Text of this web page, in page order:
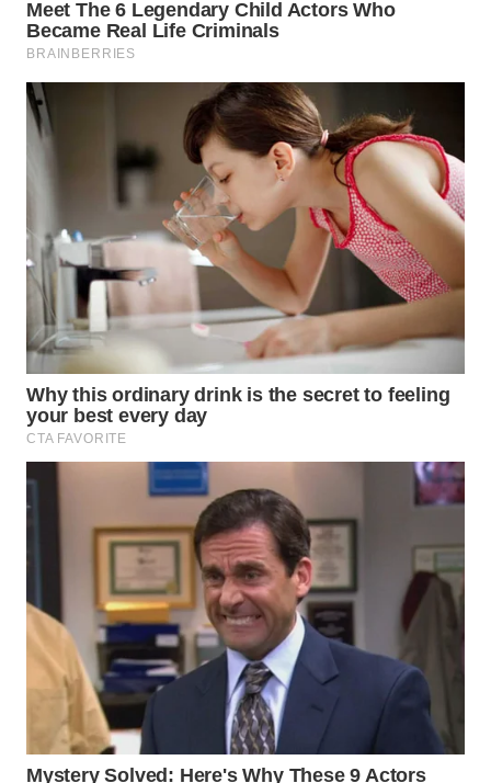
BOGOR
DEPOK
WN
SAMOSIR
WN
PADANG
WN
SUMEDANG
WN
KEPULAUAN
SERIBU
WN
TANGERANG